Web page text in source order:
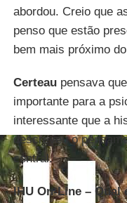
abordou. Creio que
penso que estão
bem mais próximo
Certeaupensava
importante para a
interessante que a
descreveu o
central.
IHU On-Line – Qual